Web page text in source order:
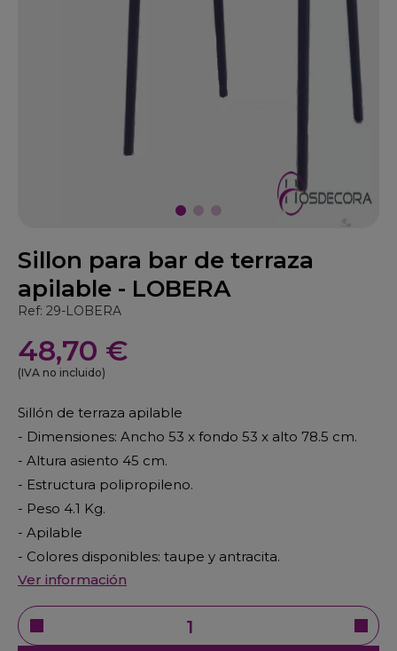
Sillon para bar de terraza
apilable - LOBERA
Ref: 29-LOBERA
48,70 €
(IVA no incluido)
Sillón de terraza apilable
- Dimensiones: Ancho 53 x fondo 53 x alto 78.5 cm.
- Altura asiento 45 cm.
- Estructura polipropileno.
- Peso 4.1 Kg.
- Apilable
- Colores disponibles: taupe y antracita.
Ver información